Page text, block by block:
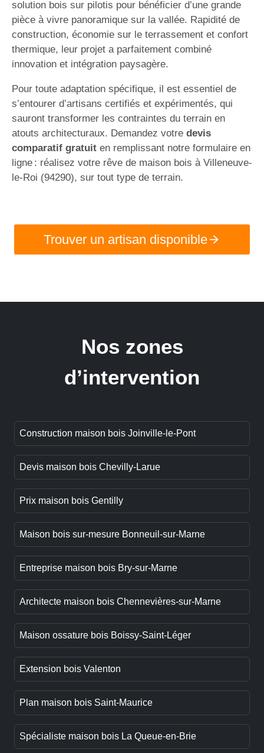
solution bois sur pilotis pour bénéficier d’une grande
pièce à vivre panoramique sur la vallée. Rapidité de
construction, économie sur le terrassement et confort
thermique, leur projet a parfaitement combiné
innovation et intégration paysagère.
Pour toute adaptation spécifique, il est essentiel de
s’entourer d’artisans certifiés et expérimentés, qui
sauront transformer les contraintes du terrain en
atouts architecturaux. Demandez votre devis
comparatif gratuit en remplissant notre formulaire en
ligne : réalisez votre rêve de maison bois à Villeneuve-
le-Roi (94290), sur tout type de terrain.
Trouver un artisan disponible
Nos zones
d’intervention
Construction maison bois Joinville-le-Pont
Devis maison bois Chevilly-Larue
Prix maison bois Gentilly
Maison bois sur-mesure Bonneuil-sur-Marne
Entreprise maison bois Bry-sur-Marne
Architecte maison bois Chennevières-sur-Marne
Maison ossature bois Boissy-Saint-Léger
Extension bois Valenton
Plan maison bois Saint-Maurice
Spécialiste maison bois La Queue-en-Brie